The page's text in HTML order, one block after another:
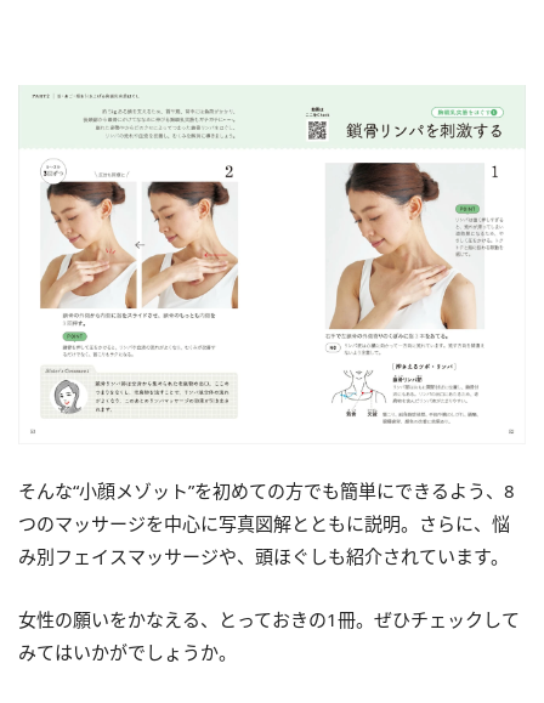
そんな“小顔メゾット”を初めての方でも簡単にできるよう、8
つのマッサージを中心に写真図解とともに説明。さらに、悩
み別フェイスマッサージや、頭ほぐしも紹介されています。
女性の願いをかなえる、とっておきの1冊。ぜひチェックして
みてはいかがでしょうか。